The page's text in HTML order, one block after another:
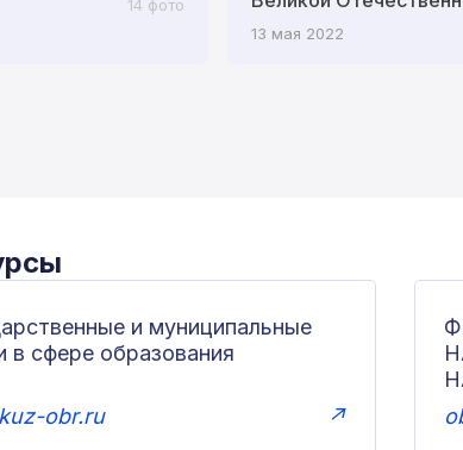
14 фото
13 мая 2022
и муниципальные
в сфере образования
obr.ru ↗